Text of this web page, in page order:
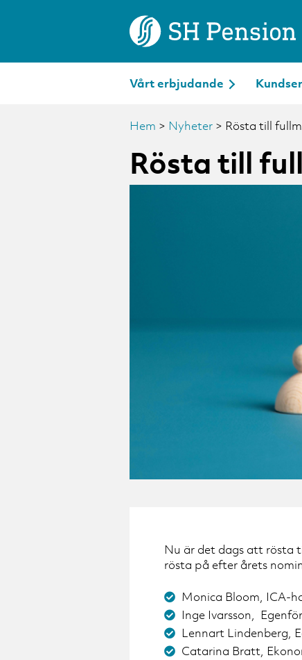
Vårt erbjudande
Hem > Nyheter > Rösta till
Rösta till
Nu är det dags att rösta
rösta på efter årets
Monica Bloom, ICA-
Inge Ivarsson,
Lennart Lindenberg,
Catarina Bratt,